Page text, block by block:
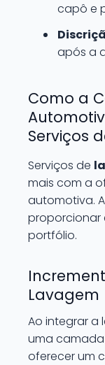
capô e
após a
Como a
Serviços
Serviços de
mais com a
automotiva.
proporcionar
portfólio.
Lavagem
Ao integrar
uma
oferecer um